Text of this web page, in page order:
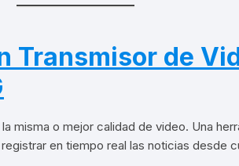
Transmisor de
misma o mejor calidad de video. Una
en tiempo real las noticias desde